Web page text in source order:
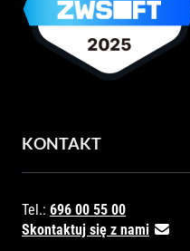
KONTAKT
Tel.: 696 00 55 00
Skontaktuj się z nami